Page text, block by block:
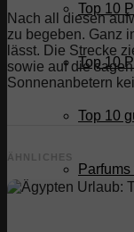
Top 10
Top 10
Top 10
Nach all diesen
zu begeben. Ganz
lässt. Die Strecke
sowie auf die
Sonnenanbetern
ÄHNLICHES